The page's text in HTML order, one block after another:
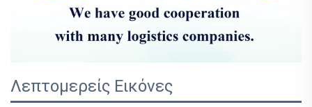
Λεπτομερείς Εικόνες